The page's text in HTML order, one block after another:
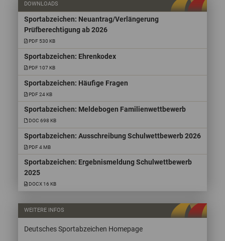
DOWNLOADS
Sportabzeichen: Neuantrag/Verlängerung
Prüfberechtigung ab 2026
PDF 530 KB
Sportabzeichen: Ehrenkodex
PDF 107 KB
Sportabzeichen: Häufige Fragen
PDF 24 KB
Sportabzeichen: Meldebogen Familienwettbewerb
DOC 698 KB
Sportabzeichen: Ausschreibung Schulwettbewerb 2026
PDF 4 MB
Sportabzeichen: Ergebnismeldung Schulwettbewerb
2025
DOCX 16 KB
WEITERE INFOS
Deutsches Sportabzeichen Homepage